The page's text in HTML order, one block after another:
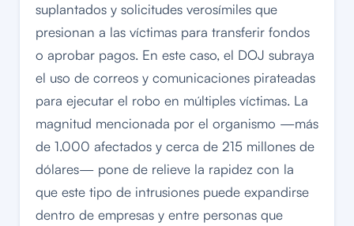
suplantados y solicitudes verosímiles que
presionan a las víctimas para transferir fondos
o aprobar pagos. En este caso, el DOJ subraya
el uso de correos y comunicaciones pirateadas
para ejecutar el robo en múltiples víctimas. La
magnitud mencionada por el organismo —más
de 1.000 afectados y cerca de 215 millones de
dólares— pone de relieve la rapidez con la
que este tipo de intrusiones puede expandirse
dentro de empresas y entre personas que